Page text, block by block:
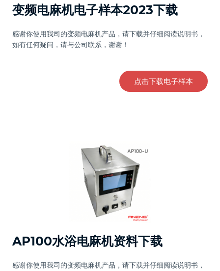
变频电麻机电子样本2023下载
感谢你使用我司的变频电麻机产品，请下载并仔细阅读说明书，
如有任何疑问，请与公司联系，谢谢！
点击下载电子样本
AP100水浴电麻机资料下载
感谢你使用我司的变频电麻机产品，请下载并仔细阅读说明书，